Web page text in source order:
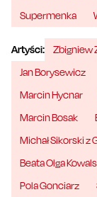
Supermenka
Artyści: Zbigniew
Jan Borysewicz
Marcin Hycnar
Marcin Bosak
Michał Sikorski z
Beata Olga
Pola Gonciarz